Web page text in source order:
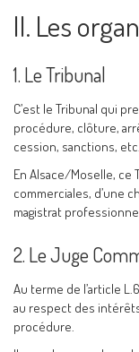
II. Les
1. Le Tribunal
C’est le Tribunal qui
procédure, clôture,
cession, sanctions, etc.
En Alsace/Moselle, ce
commerciales, d’une
magistrat
2. Le Juge
Au terme de l’article
au respect des
procédure.